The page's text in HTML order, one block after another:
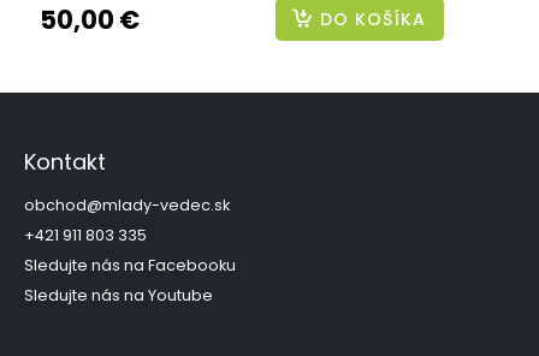
50,00 € DO KOŠÍKA
Z
Kontakt
obchod@mlady-vedec.sk
+421 911 803 335
Sledujte nás na Facebooku
Sledujte nás na Youtube